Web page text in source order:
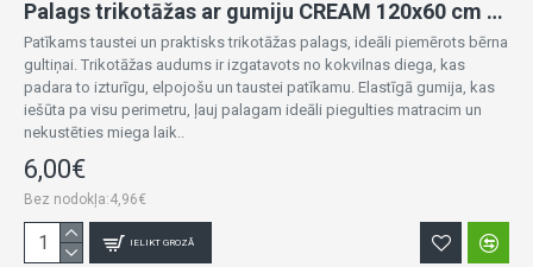
Palags trikotāžas ar gumiju CREAM 120x60 cm BL059
Patīkams taustei un praktisks trikotāžas palags, ideāli piemērots bērna
gultiņai. Trikotāžas audums ir izgatavots no kokvilnas diega, kas
padara to izturīgu, elpojošu un taustei patīkamu. Elastīgā gumija, kas
iešūta pa visu perimetru, ļauj palagam ideāli piegulties matracim un
nekustēties miega laik..
6,00€
Bez nodokļa:4,96€
IELIKT GROZĀ